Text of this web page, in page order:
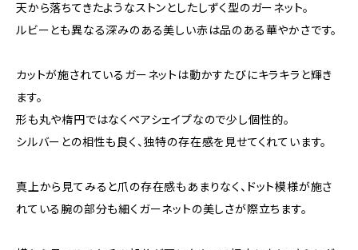
天から落ちてきたようなストンとしたしずく型のガーネット。
ルビーとも異なる深みのある美しい赤は品のある華やかさです。
カットが施されているガーネットは動かすたびにキラキラと輝き
ます。
形も丸や楕円ではなくペアシェイプなので少し個性的。
シルバーとの相性も良く、独特の存在感を見せてくれています。
真上から見てみると爪の存在感もあまりなく、ドット模様が施さ
れている腕の部分も細くガーネットの美しさが際立ちます。